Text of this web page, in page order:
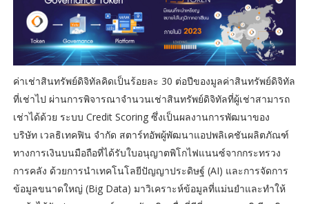
ค่าเช่าสินทรัพย์ดิจิทัลคิดเป็นร้อยละ 30 ต่อปีของมูลค่าสินทรัพย์ดิจิทัล
ที่เช่าไป ผ่านการพิจารณาจำนวนเช่าสินทรัพย์ดิจิทัลที่ผู้เช่าสามารถ
เช่าได้ด้วย ระบบ Credit Scoring ซึ่งเป็นผลงานการพัฒนาของ
บริษัท เวลธิเทคฟิน จำกัด สตาร์ทอัพผู้พัฒนาแอปพลิเคชันผลิตภัณฑ์
ทางการเงินบนมือถือที่ได้รับใบอนุญาตพิโกไฟแนนซ์จากกระทรวง
การคลัง ด้วยการนำเทคโนโลยีปัญญาประดิษฐ์ (AI) และการจัดการ
ข้อมูลขนาดใหญ่ (Big Data) มาวิเคราะห์ข้อมูลที่แม่นยำและทำให้